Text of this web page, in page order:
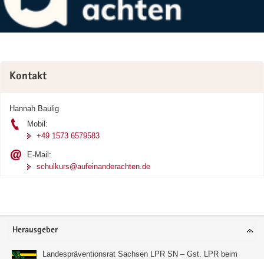
Kontakt
Hannah Baulig
Mobil:
+49 1573 6579583
E-Mail:
schulkurs@aufeinanderachten.de
Footer-
Herausgeber
Landespräventionsrat Sachsen LPR SN – Gst. LPR beim